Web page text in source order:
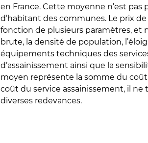
en France. Cette moyenne n’est pas
d’habitant des communes. Le prix
fonction de plusieurs paramètres, et
brute, la densité de population,
équipements techniques des
d’assainissement ainsi que la
moyen représente la somme du
coût du service assainissement, il
diverses redevances.